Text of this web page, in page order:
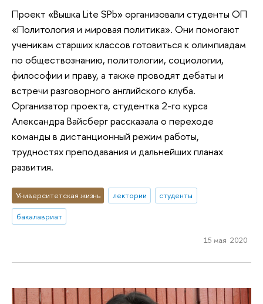
Проект «Вышка Lite SPb» организовали студенты ОП
«Политология и мировая политика». Они помогают
ученикам старших классов готовиться к олимпиадам
по обществознанию, политологии, социологии,
философии и праву, а также проводят дебаты и
встречи разговорного английского клуба.
Организатор проекта, студентка 2-го курса
Александра Вайсберг рассказала о переходе
команды в дистанционный режим работы,
трудностях преподавания и дальнейших планах
развития.
Университетская жизнь лектории
студенты
бакалавриат
15 мая 2020